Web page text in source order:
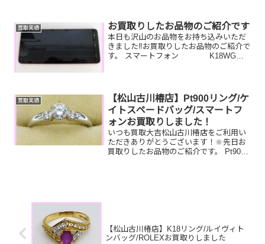
ぜひ！買取大吉松山古川椿店にお査定さ
せてください！🤗皆様の...
買取実績 お買取りしたお品物のご紹介です
本日も沢山のお品物をお持ち込みいただ
きました‼️お買取りしたお品物のご紹介で
す。 スマートフォン K18WG
エリー、ブランド...
買取実績
【松山古川椿店】Pt900リング/ケ
イトスペードバッグ/スマートフ
ォンお買取りしました！
いつも買取大吉松山古川椿店をご利用い
ただきありがとうございます！🔆先日お
買取りしたお品物のご紹介です。 Pt900
【松山古川椿店】K18リング/ルイヴィト
ンバッグ/ROLEXお買取りしました